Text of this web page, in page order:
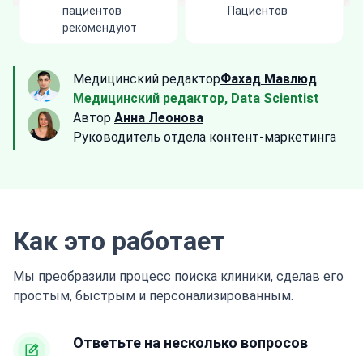
пациентов
рекомендуют
Пациентов
Медицинский редакторФахад Мавлюд
Медицинский редактор, Data Scientist
Автор Анна Леонова
Руководитель отдела контент-маркетинга
Как это работает
Мы преобразили процесс поиска клиники, сделав его
простым, быстрым и персонализированным.
Ответьте на несколько вопросов